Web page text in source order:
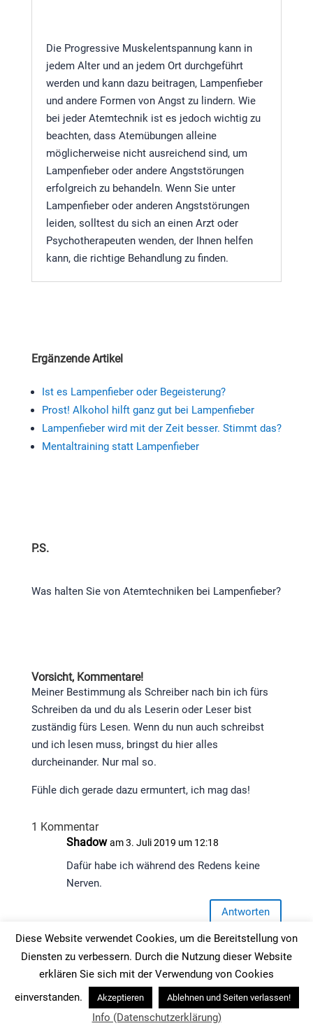
Die Progressive Muskelentspannung kann in
jedem Alter und an jedem Ort durchgeführt
werden und kann dazu beitragen, Lampenfieber
und andere Formen von Angst zu lindern. Wie
bei jeder Atemtechnik ist es jedoch wichtig zu
beachten, dass Atemübungen alleine
möglicherweise nicht ausreichend sind, um
Lampenfieber oder andere Angststörungen
erfolgreich zu behandeln. Wenn Sie unter
Lampenfieber oder anderen Angststörungen
leiden, solltest du sich an einen Arzt oder
Psychotherapeuten wenden, der Ihnen helfen
kann, die richtige Behandlung zu finden.
Ergänzende Artikel
Ist es Lampenfieber oder Begeisterung?
Prost! Alkohol hilft ganz gut bei Lampenfieber
Lampenfieber wird mit der Zeit besser. Stimmt das?
Mentaltraining statt Lampenfieber
P.S.
Was halten Sie von Atemtechniken bei Lampenfieber?
Vorsicht, Kommentare!
Meiner Bestimmung als Schreiber nach bin ich fürs
Schreiben da und du als Leserin oder Leser bist
zuständig fürs Lesen. Wenn du nun auch schreibst
und ich lesen muss, bringst du hier alles
durcheinander. Nur mal so.
Fühle dich gerade dazu ermuntert, ich mag das!
1 Kommentar
Shadow am 3. Juli 2019 um 12:18
Dafür habe ich während des Redens keine
Nerven.
Antworten
Einen Kommentar abschicken
Deine E-Mail-Adresse wird nicht veröffentlicht.
Erforderliche Felder sind mit*markiert
Diese Website verwendet Cookies, um die Bereitstellung von
Diensten zu verbessern. Durch die Nutzung dieser Website
erklären Sie sich mit der Verwendung von Cookies
einverstanden.
Akzeptieren Ablehnen und Seiten verlassen!
Info (Datenschutzerklärung)